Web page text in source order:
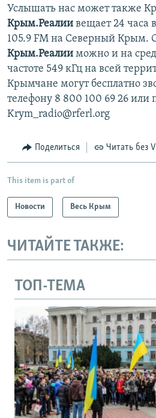
Услышать нас может также
Крым.Реалии вещает 24 часа
105.9 FM на Северный Крым.
Крым.Реалии можно и на
частоте 549 кГц на всей
Крымчане могут бесплатно
телефону 8 800 100 69 26 или
Krym_radio@rferl.org
Поделиться Читать без
This item is part of
Новости Весь Крым
ЧИТАЙТЕ ТАКЖЕ:
ТОП-ТЕМА